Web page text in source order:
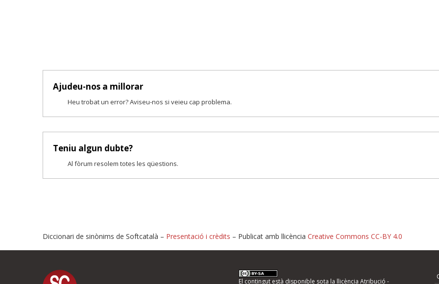
Ajudeu-nos a millorar
Heu trobat un error? Aviseu-nos si veieu cap problema.
Teniu algun dubte?
Al fòrum resolem totes les qüestions.
Proposeu-nos millores o informeu d'errors
Diccionari de sinònims de Softcatalà – Presentació i crèdits – Publicat amb llicència Creative Commons CC-BY 4.0
El contingut està disponible sota la llicència Atribució -